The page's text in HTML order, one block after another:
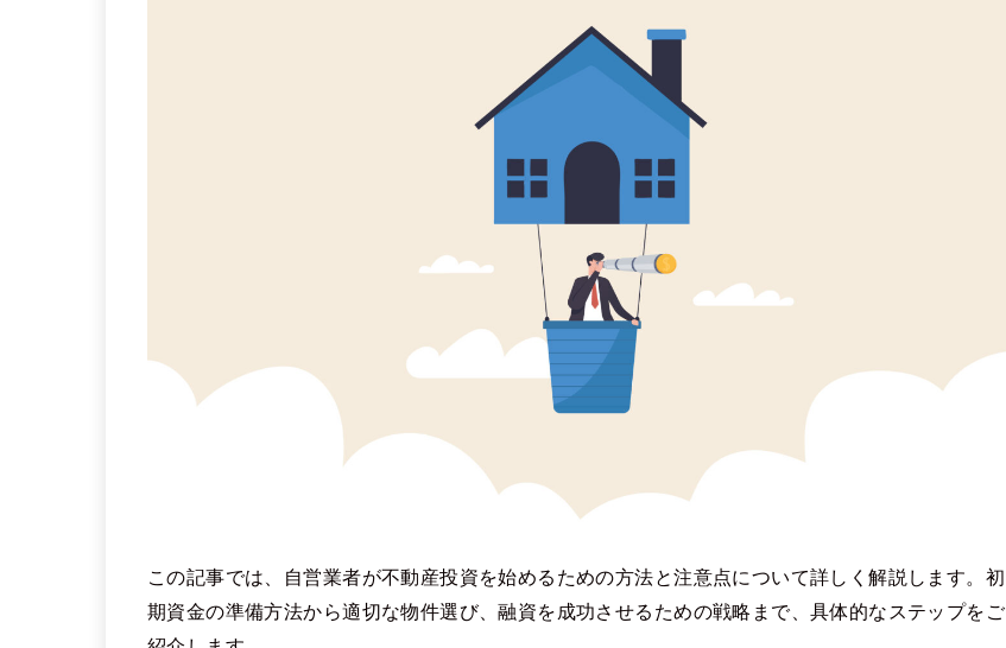
この記事では、自営業者が不動産投資を始めるための方法と注意点について詳しく解説します。初
期資金の準備方法から適切な物件選び、融資を成功させるための戦略まで、具体的なステップをご